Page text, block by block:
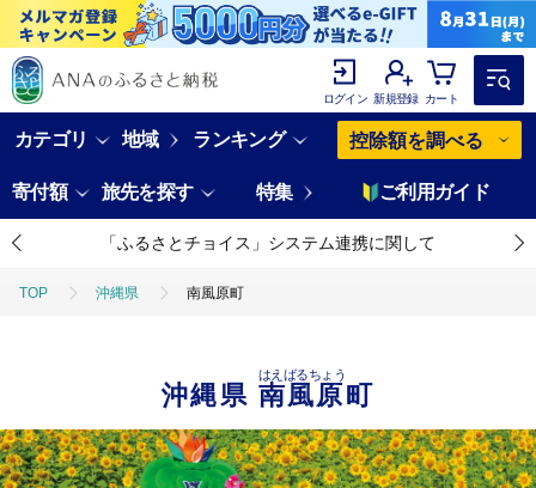
ログイン 新規登録 カート
カテゴリ 地域 ランキング 控除額を調べる
寄付額 旅先を探す 特集 ご利用ガイド
「ふるさとチョイス」システム連携に関して
TOP 沖縄県 南風原町
沖縄県 南風原町
はえばるちょう